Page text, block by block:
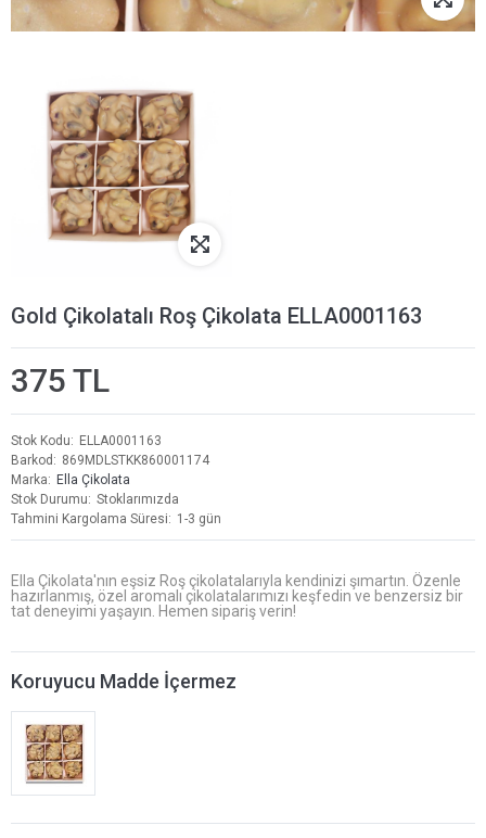
Gold Çikolatalı Roş Çikolata ELLA0001163
375 TL
Stok Kodu
ELLA0001163
Barkod
869MDLSTKK860001174
Marka
Ella Çikolata
Stok Durumu
Stoklarımızda
Tahmini Kargolama Süresi
1-3 gün
Ella Çikolata'nın eşsiz Roş çikolatalarıyla kendinizi şımartın. Özenle
hazırlanmış, özel aromalı çikolatalarımızı keşfedin ve benzersiz bir
tat deneyimi yaşayın. Hemen sipariş verin!
Koruyucu Madde İçermez